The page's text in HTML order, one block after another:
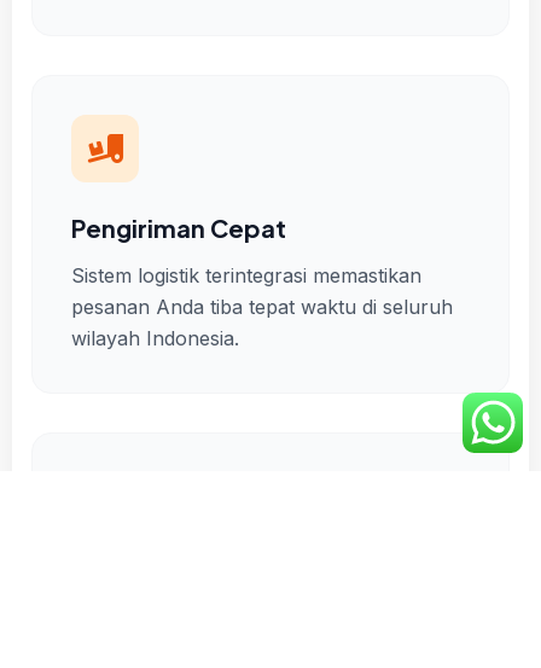
Pengiriman Cepat
Sistem logistik terintegrasi memastikan
pesanan Anda tiba tepat waktu di seluruh
wilayah Indonesia.